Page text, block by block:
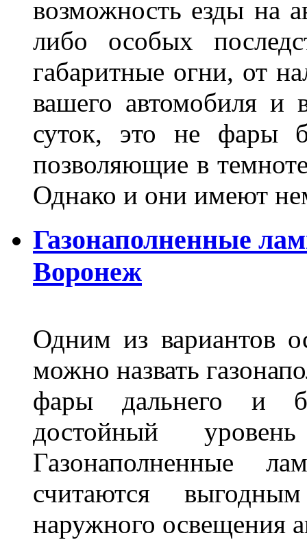
возможность езды на
либо особых
габаритные огни, от
вашего автомобиля и
суток, это не фары
позволяющие в
Однако и они имеют
Газонаполненные
Воронеж
Одним из вариантов
можно назвать
фары дальнего и
достойный
Газонаполненные
считаются
наружного освещения